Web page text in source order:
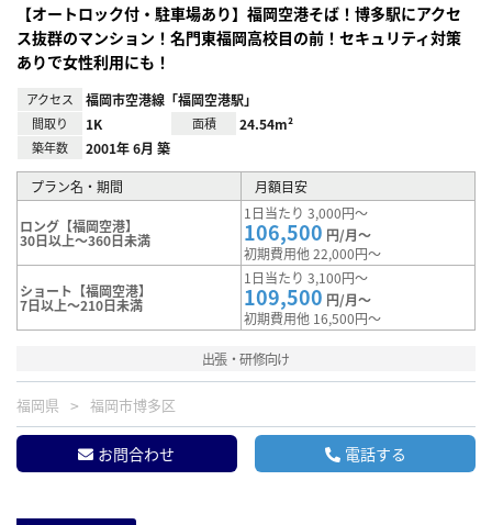
【オートロック付・駐車場あり】福岡空港そば！博多駅にアクセ
ス抜群のマンション！名門東福岡高校目の前！セキュリティ対策
ありで女性利用にも！
アクセス 福岡市空港線「福岡空港駅」
間取り 1K 面積 24.54m²
築年数 2001年 6月 築
プラン名・期間 月額目安
ロング【福岡空港】
30日以上～360日未満
1日当たり 3,000円～
106,500 円/月～
初期費用他 22,000円～
ショート【福岡空港】
7日以上～210日未満
1日当たり 3,100円～
109,500 円/月～
初期費用他 16,500円～
出張・研修向け
福岡県 福岡市博多区
お問合わせ 電話する